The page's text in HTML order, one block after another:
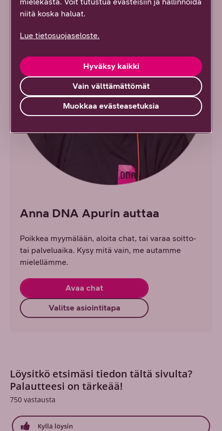
Anna DNA Apurin auttaa
Poikkea myymälään, aloita chat, tai varaa soitto-
tai palveluaika. Kysy mitä vain, me autamme
mielellämme.
Avaa chat
Valitse asiointitapa
Löysitkö etsimäsi tiedon tältä sivulta?
Palautteesi on tärkeää!
750 vastausta
Kyllä löysin
niitä koska haluat.
Lue tietosuojaseloste.
Vain välttämättömät
Hyväksy kaikki
Muokkaa evästeasetuksia